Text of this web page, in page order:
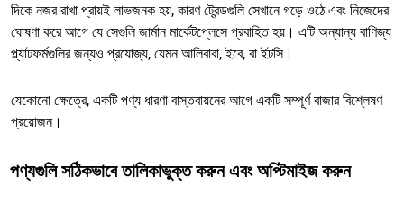
দিকে নজর রাখা প্রায়ই লাভজনক হয়, কারণ ট্রেন্ডগুলি সেখানে গড়ে ওঠে এবং নিজেদের
ঘোষণা করে আগে যে সেগুলি জার্মান মার্কেটপ্লেসে প্রবাহিত হয়। এটি অন্যান্য বাণিজ্য
প্ল্যাটফর্মগুলির জন্যও প্রযোজ্য, যেমন আলিবাবা, ইবে, বা ইটসি।
যেকোনো ক্ষেত্রে, একটি পণ্য ধারণা বাস্তবায়নের আগে একটি সম্পূর্ণ বাজার বিশ্লেষণ
প্রয়োজন।
পণ্যগুলি সঠিকভাবে তালিকাভুক্ত করুন এবং অপ্টিমাইজ করুন